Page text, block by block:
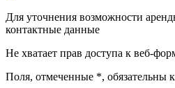
Для уточнения возможности
контактные данные
Не хватает прав доступа к веб-
Поля, отмеченные *, обязательны